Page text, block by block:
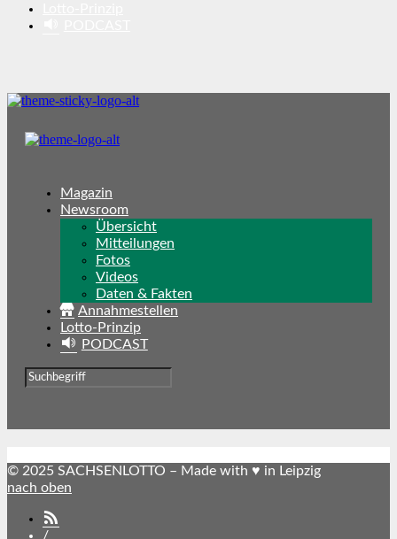
Magazin
Newsroom
Übersicht
Mitteilungen
Fotos
Videos
Daten & Fakten
Annahmestellen
Lotto-Prinzip
PODCAST
© 2025 SACHSENLOTTO – Made with ♥ in Leipzig
nach oben
/